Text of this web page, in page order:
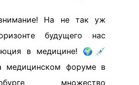
На не так уж
будущего нас
в медицине! 🌍💉
медицинском форуме в
множество